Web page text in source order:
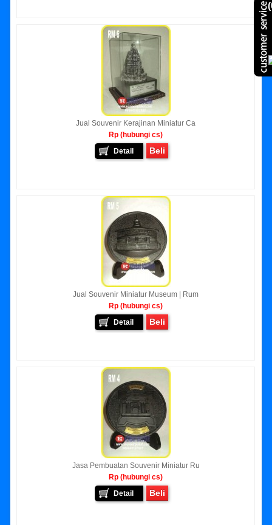
Jual Souvenir Kerajinan Miniatur Ca
Rp (hubungi cs)
Detail
Beli
Jual Souvenir Miniatur Museum | Rum
Rp (hubungi cs)
Detail
Beli
Jasa Pembuatan Souvenir Miniatur Ru
Rp (hubungi cs)
Detail
Beli